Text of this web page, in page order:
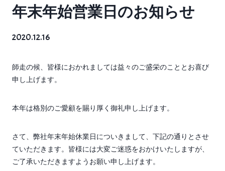
年末年始営業日のお知らせ
2020.12.16
師走の候、皆様におかれましては益々のご盛栄のこととお喜び
申し上げます。
本年は格別のご愛顧を賜り厚く御礼申し上げます。
さて、弊社年末年始休業日についきまして、下記の通りとさせ
ていただきます。皆様には大変ご迷惑をおかけいたしますが、
ご了承いただきますようお願い申し上げます。